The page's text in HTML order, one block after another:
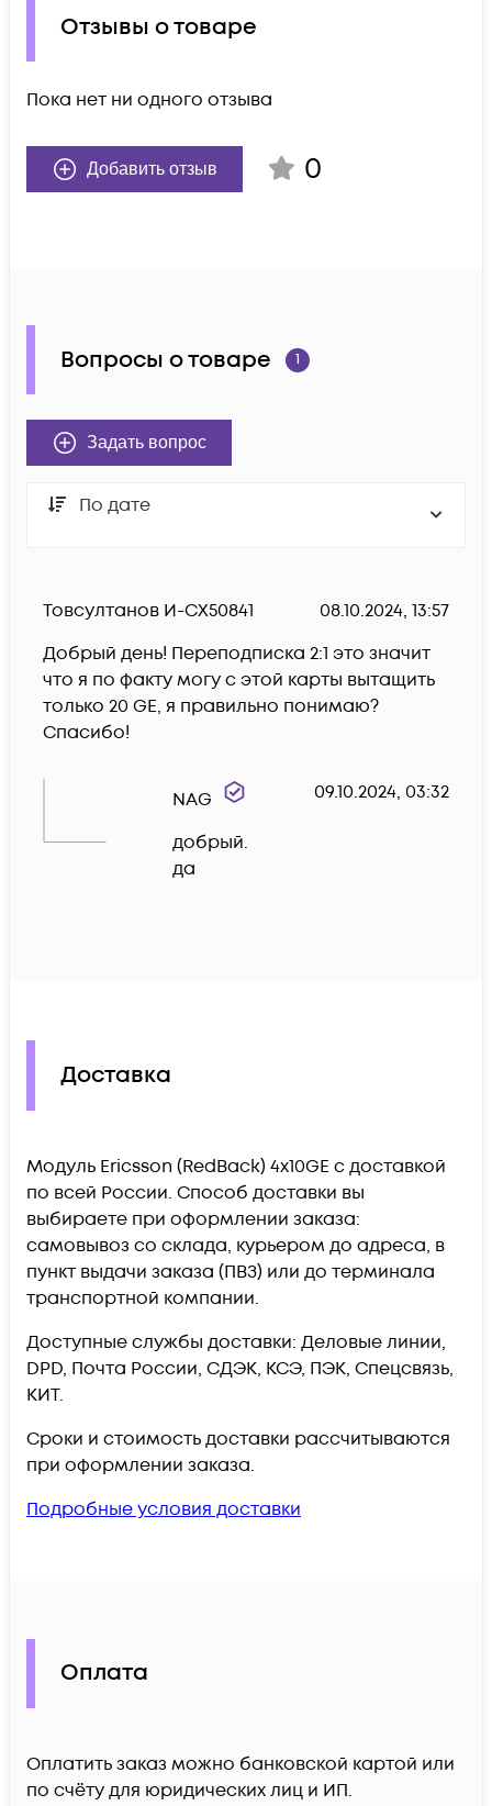
Отзывы о товаре
Пока нет ни одного отзыва
Добавить отзыв 0
Вопросы о товаре 1
Задать вопрос
По дате
Товсултанов И-CX50841
08.10.2024, 13:57
Добрый день! Переподписка 2:1 это значит
что я по факту могу с этой карты вытащить
только 20 GE, я правильно понимаю?
Спасибо!
NAG 09.10.2024, 03:32
добрый.
да
Доставка
Модуль Ericsson (RedBack) 4x10GE c доставкой
по всей России. Способ доставки вы
выбираете при оформлении заказа:
самовывоз со склада, курьером до адреса, в
пункт выдачи заказа (ПВЗ) или до терминала
транспортной компании.
Доступные службы доставки: Деловые линии,
DPD, Почта России, СДЭК, КСЭ, ПЭК, Спецсвязь,
КИТ.
Сроки и стоимость доставки рассчитываются
при оформлении заказа.
Подробные условия доставки
Оплата
Оплатить заказ можно банковской картой или
по счёту для юридических лиц и ИП.